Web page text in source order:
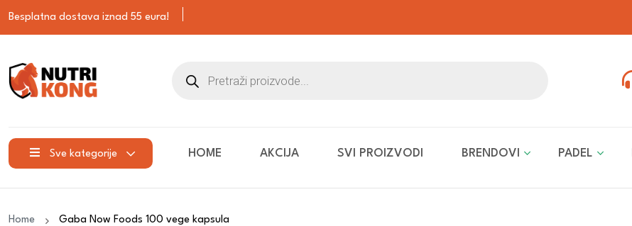
Besplatna dostava iznad 55 eura!
Sve kategorije HOME AKCIJA SVI PROIZVODI BRENDOVI PADEL
Home Gaba Now Foods 100 vege kapsula